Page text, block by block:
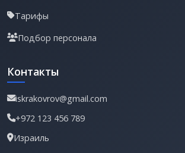
Тарифы
Подбор персонала
Контакты
iskrakovrov@gmail.com
+972 123 456 789
Израиль